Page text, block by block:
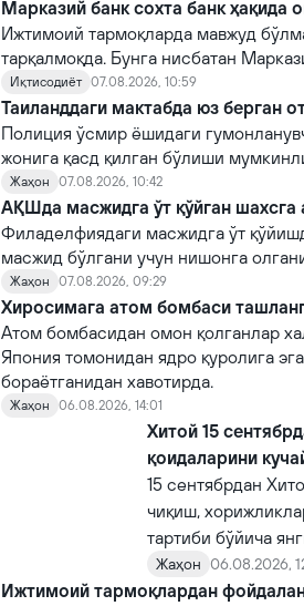
Марказий банк сохта банк ҳақида
Ижтимоий тармоқларда мавжуд
тарқалмоқда. Бунга нисбатан
Иқтисодиёт 07.08.2026, 10:59
Таиланддаги мактабда юз берган
Полиция ўсмир ёшидаги
жонига қасд қилган бўлиши
Жаҳон 07.08.2026, 10:42
АҚШда масжидга ўт қўйган шахсга
Филаделфиядаги масжидга ўт
масжид бўлгани учун нишонга
Жаҳон 07.08.2026, 09:29
Хиросимага атом бомбаси
Атом бомбасидан омон қолганлар
Япония томонидан ядро қуролига
бораётганидан хавотирда.
Жаҳон 06.08.2026, 14:01
Хитой 15
қоидаларини
15 сентябрдан
чиқиш,
тартиби бўйича
Жаҳон 06.08.2026,
Ижтимоий тармоқлардан